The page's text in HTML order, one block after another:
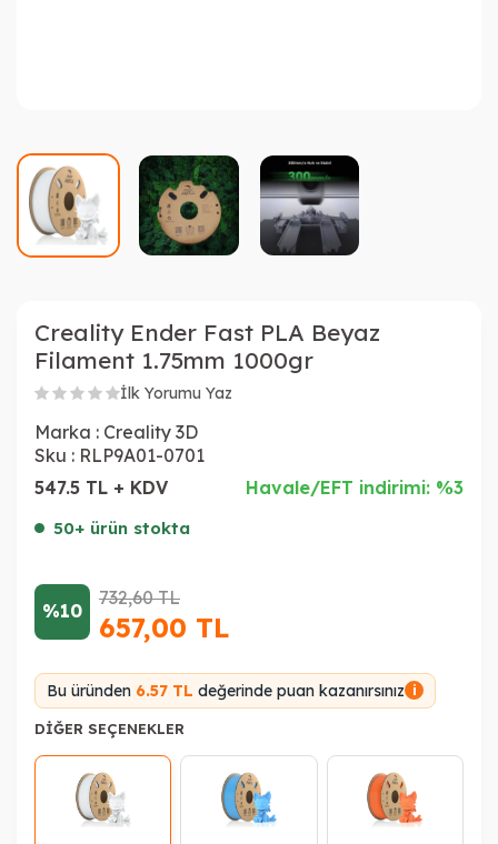
Creality Ender Fast PLA Beyaz
Filament 1.75mm 1000gr
İlk Yorumu Yaz
Marka : Creality 3D
Sku : RLP9A01-0701
547.5 TL + KDV
Havale/EFT indirimi: %3
50+ ürün stokta
%10
732,60TL
657,00 TL
Bu üründen 6.57 TL değerinde puan kazanırsınız i
DIĞER SEÇENEKLER